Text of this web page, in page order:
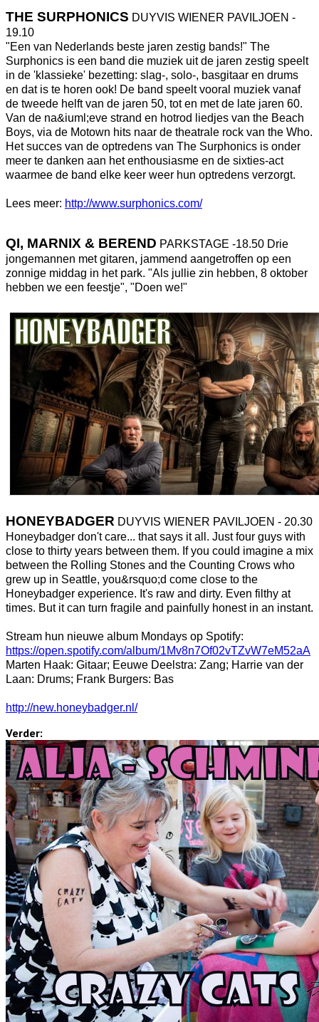
THE SURPHONICS DUYVIS WIENER PAVILJOEN -
19.10
"Een van Nederlands beste jaren zestig bands!" The
Surphonics is een band die muziek uit de jaren zestig speelt
in de 'klassieke' bezetting: slag-, solo-, basgitaar en drums
en dat is te horen ook! De band speelt vooral muziek vanaf
de tweede helft van de jaren 50, tot en met de late jaren 60.
Van de na&iuml;eve strand en hotrod liedjes van the Beach
Boys, via de Motown hits naar de theatrale rock van the Who.
Het succes van de optredens van The Surphonics is onder
meer te danken aan het enthousiasme en de sixties-act
waarmee de band elke keer weer hun optredens verzorgt.
Lees meer: http://www.surphonics.com/
QI, MARNIX & BEREND PARKSTAGE -18.50 Drie
jongemannen met gitaren, jammend aangetroffen op een
zonnige middag in het park. "Als jullie zin hebben, 8 oktober
hebben we een feestje", "Doen we!"
HONEYBADGER DUYVIS WIENER PAVILJOEN - 20.30
Honeybadger don't care... that says it all. Just four guys with
close to thirty years between them. If you could imagine a mix
between the Rolling Stones and the Counting Crows who
grew up in Seattle, you&rsquo;d come close to the
Honeybadger experience. It's raw and dirty. Even filthy at
times. But it can turn fragile and painfully honest in an instant.
Stream hun nieuwe album Mondays op Spotify:
https://open.spotify.com/album/1Mv8n7Of02vTZvW7eM52aA
Marten Haak: Gitaar; Eeuwe Deelstra: Zang; Harrie van der
Laan: Drums; Frank Burgers: Bas
http://new.honeybadger.nl/
Verder: